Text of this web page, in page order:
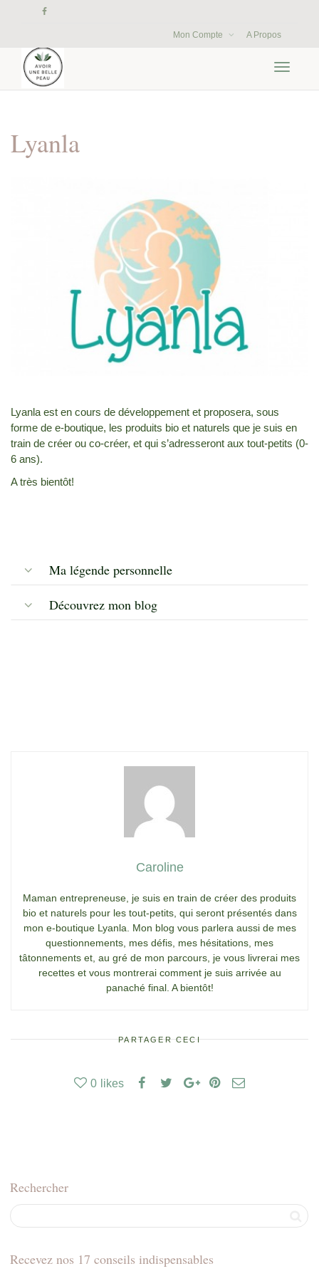
Mon Compte A Propos
Lyanla
Lyanla est en cours de développement et proposera, sous
forme de e-boutique, les produits bio et naturels que je suis en
train de créer ou co-créer, et qui s’adresseront aux tout-petits (0-
6 ans).
A très bientôt!
Ma légende personnelle
Découvrez mon blog
Caroline
Maman entrepreneuse, je suis en train de créer des produits
bio et naturels pour les tout-petits, qui seront présentés dans
mon e-boutique Lyanla. Mon blog vous parlera aussi de mes
questionnements, mes défis, mes hésitations, mes
tâtonnements et, au gré de mon parcours, je vous livrerai mes
recettes et vous montrerai comment je suis arrivée au
panaché final. A bientôt!
PARTAGER CECI
0 likes
Rechercher
Recevez nos 17 conseils indispensables